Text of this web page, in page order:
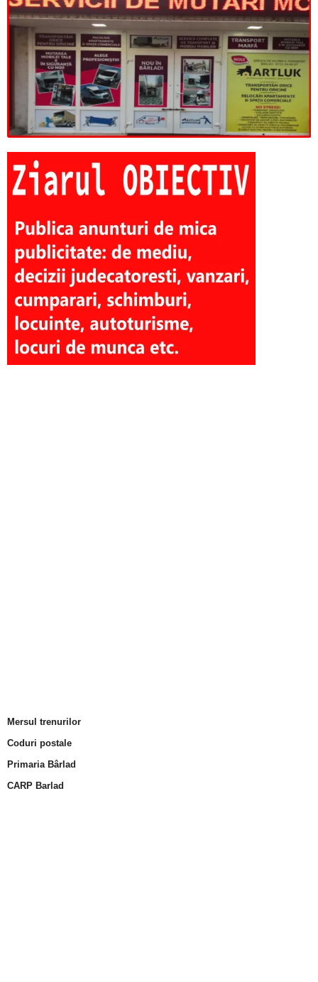
Mersul trenurilor
Coduri postale
Primaria Bârlad
CARP Barlad